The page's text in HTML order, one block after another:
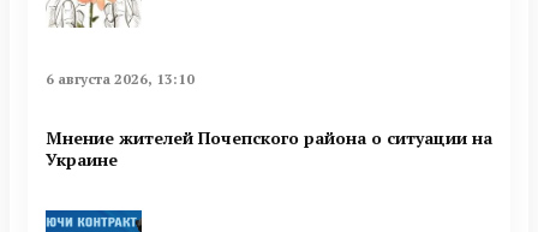
6 августа 2026, 13:10
Мнение жителей Почепского района о ситуации на
Украине